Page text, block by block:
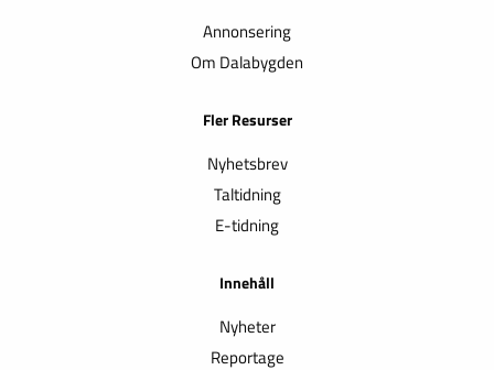
Annonsering
Om Dalabygden
Fler Resurser
Nyhetsbrev
Taltidning
E-tidning
Innehåll
Nyheter
Reportage